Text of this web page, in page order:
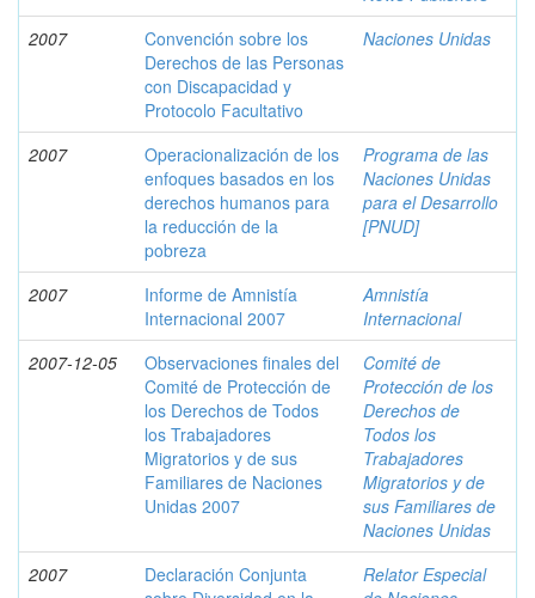
2007
Convención sobre los
Derechos de las Personas
con Discapacidad y
Protocolo Facultativo
Naciones Unidas
2007
Operacionalización de los
enfoques basados en los
derechos humanos para
la reducción de la
pobreza
Programa de las
Naciones Unidas
para el Desarrollo
[PNUD]
2007
Informe de Amnistía
Internacional 2007
Amnistía
Internacional
2007-12-05
Observaciones finales del
Comité de Protección de
los Derechos de Todos
los Trabajadores
Migratorios y de sus
Familiares de Naciones
Unidas 2007
Comité de
Protección de los
Derechos de
Todos los
Trabajadores
Migratorios y de
sus Familiares de
Naciones Unidas
2007
Declaración Conjunta
Relator Especial